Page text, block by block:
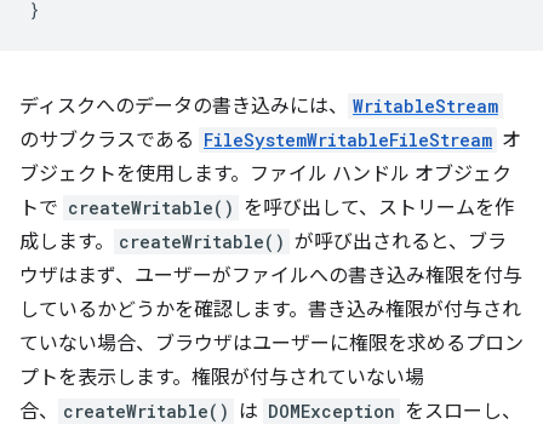
}
ディスクへのデータの書き込みには、 WritableStream
のサブクラスである FileSystemWritableFileStream オ
ブジェクトを使用します。ファイル ハンドル オブジェク
トで createWritable() を呼び出して、ストリームを作
成します。
createWritable() が呼び出されると、ブラ
ウザはまず、ユーザーがファイルへの書き込み権限を付与
しているかどうかを確認します。書き込み権限が付与され
ていない場合、ブラウザはユーザーに権限を求めるプロン
プトを表示します。権限が付与されていない場
合、
createWritable() は DOMException をスローし、